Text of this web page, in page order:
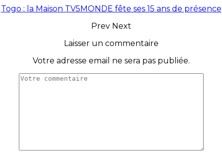
Togo : la Maison TV5MONDE fête ses 15 ans de présence
Prev Next
Laisser un commentaire
Votre adresse email ne sera pas publiée.